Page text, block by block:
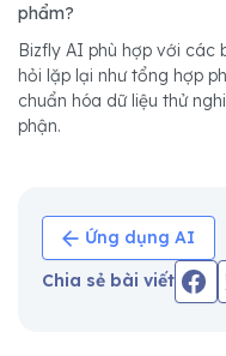
phẩm?
Bizfly AI phù hợp với các
hỏi lặp lại như tổng hợp
chuẩn hóa dữ liệu thử
phận.
Ứng dụng AI
Chia sẻ bài viết